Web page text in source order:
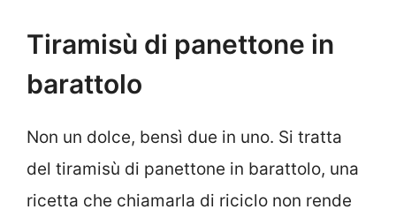
Tiramisù di panettone in
barattolo
Non un dolce, bensì due in uno. Si tratta
del tiramisù di panettone in barattolo, una
ricetta che chiamarla di riciclo non rende